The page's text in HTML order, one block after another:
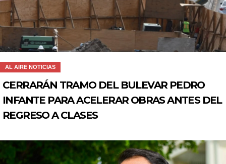
AL AIRE NOTICIAS
CERRARÁN TRAMO DEL BULEVAR PEDRO
INFANTE PARA ACELERAR OBRAS ANTES DEL
REGRESO A CLASES